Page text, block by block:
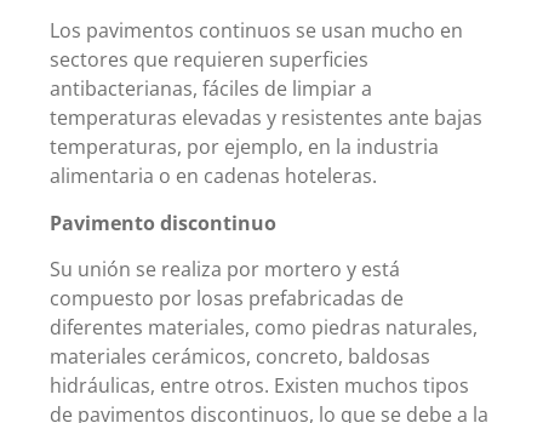
Los pavimentos continuos se usan mucho en
sectores que requieren superficies
antibacterianas, fáciles de limpiar a
temperaturas elevadas y resistentes ante bajas
temperaturas, por ejemplo, en la industria
alimentaria o en cadenas hoteleras.
Pavimento discontinuo
Su unión se realiza por mortero y está
compuesto por losas prefabricadas de
diferentes materiales, como piedras naturales,
materiales cerámicos, concreto, baldosas
hidráulicas, entre otros. Existen muchos tipos
de pavimentos discontinuos, lo que se debe a la